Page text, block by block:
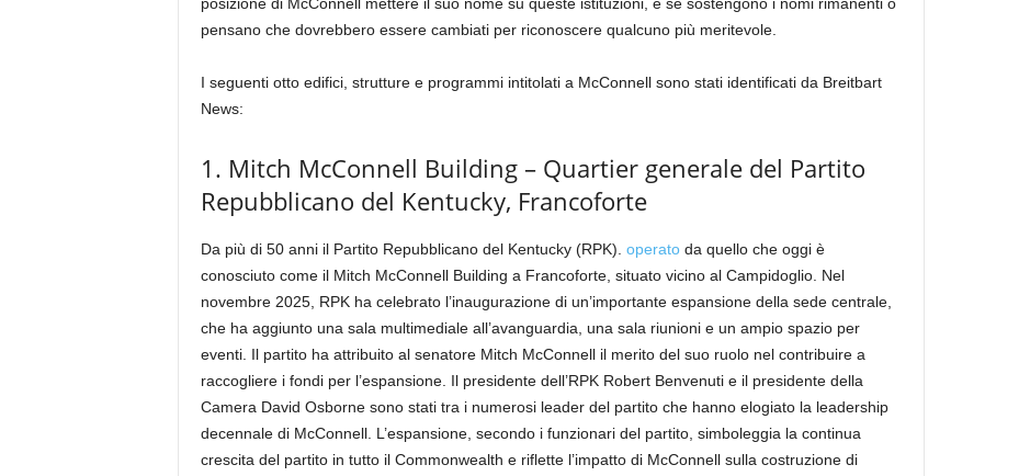
pensano che dovrebbero essere cambiati per riconoscere qualcuno più meritevole.
I seguenti otto edifici, strutture e programmi intitolati a McConnell sono stati identificati da Breitbart
News:
1. Mitch McConnell Building – Quartier generale del Partito
Repubblicano del Kentucky, Francoforte
Da più di 50 anni il Partito Repubblicano del Kentucky (RPK). operatoda quello che oggi è
conosciuto come il Mitch McConnell Building a Francoforte, situato vicino al Campidoglio. Nel
novembre 2025, RPK ha celebrato l’inaugurazione di un’importante espansione della sede centrale,
che ha aggiunto una sala multimediale all’avanguardia, una sala riunioni e un ampio spazio per
eventi. Il partito ha attribuito al senatore Mitch McConnell il merito del suo ruolo nel contribuire a
raccogliere i fondi per l’espansione. Il presidente dell’RPK Robert Benvenuti e il presidente della
Camera David Osborne sono stati tra i numerosi leader del partito che hanno elogiato la leadership
decennale di McConnell. L’espansione, secondo i funzionari del partito, simboleggia la continua
crescita del partito in tutto il Commonwealth e riflette l’impatto di McConnell sulla costruzione di